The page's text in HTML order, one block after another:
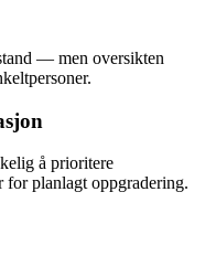
— men oversikten
å prioritere
for planlagt oppgradering.